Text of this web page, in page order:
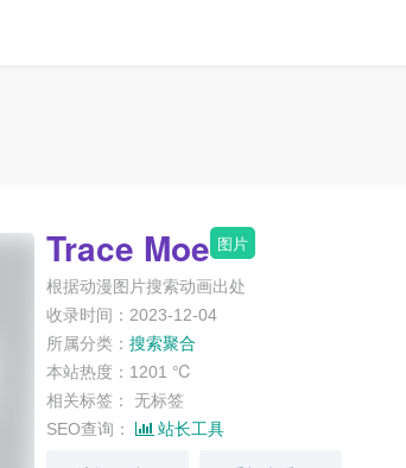
Trace Moe 图片
根据动漫图片搜索动画出处
收录时间：2023-12-04
所属分类： 搜索聚合
本站热度：1201 ℃
相关标签： 无标签
SEO查询：
站长工具